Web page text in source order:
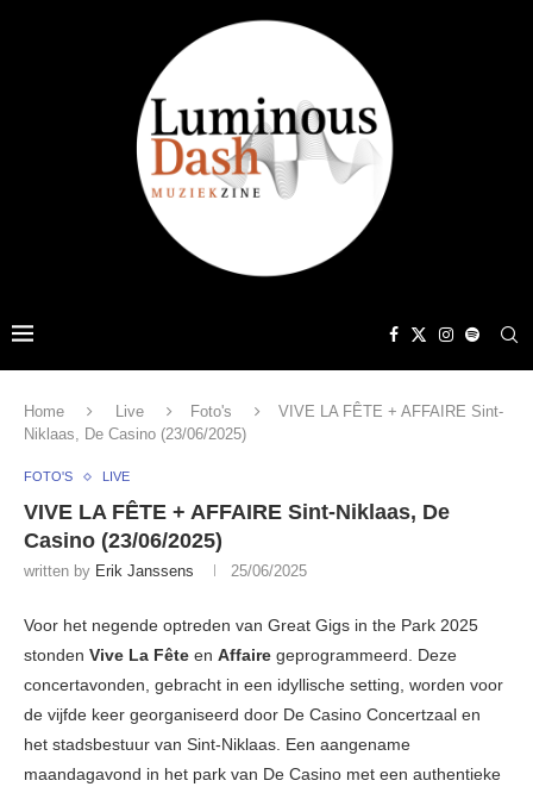
Home Live Foto's
VIVE LA FÊTE + AFFAIRE Sint-
Niklaas, De Casino (23/06/2025)
FOTO'S LIVE
VIVE LA FÊTE + AFFAIRE Sint-Niklaas, De
Casino (23/06/2025)
written by Erik Janssens 25/06/2025
Voor het negende optreden van Great Gigs in the Park 2025
stonden Vive La Fête en Affaire geprogrammeerd. Deze
concertavonden, gebracht in een idyllische setting, worden voor
de vijfde keer georganiseerd door De Casino Concertzaal en
het stadsbestuur van Sint-Niklaas. Een aangename
maandagavond in het park van De Casino met een authentieke